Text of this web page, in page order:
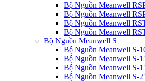
Bộ Nguồn Meanwell
Bộ Nguồn Meanwell
Bộ Nguồn Meanwell
Bộ Nguồn Meanwell
Bộ Nguồn Meanwell S
Bộ Nguồn Meanwell S-
Bộ Nguồn Meanwell S-
Bộ Nguồn Meanwell S-
Bộ Nguồn Meanwell S-